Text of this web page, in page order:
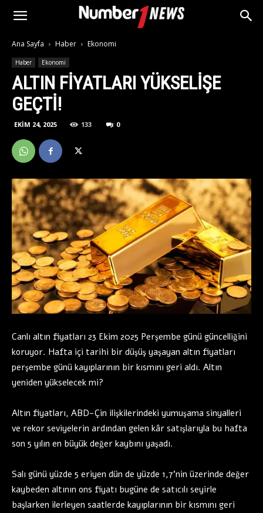
Ana Sayfa Haber Ekonomi
Haber Ekonomi
ALTIN FIYATLARI YÜKSELIŞE
GEÇTI!
EKIM 24, 2025 133 0
Canlı altın fiyatları 23 Ekim 2025 Perşembe günü güncelliğini
koruyor. Hafta içi tarihi bir düşüş yaşayan altın fiyatları
perşembe günü kayıplarının bir kısmını geri aldı. Altın
yeniden yükselecek mi?
Altın fiyatları, ABD-Çin ilişkilerindeki yumuşama sinyalleri
ve rekor seviyelerin ardından gelen kâr satışlarıyla bu hafta
son 5 yılın en büyük değer kaybını yaşadı.
Salı günü yüzde 5 eriyen dün de yüzde 1,7’nin üzerinde değer
kaybeden altının ons fiyatı bugüne de satıcılı seyirle
başlarken ilerleyen saatlerde kayıplarının bir kısmını geri